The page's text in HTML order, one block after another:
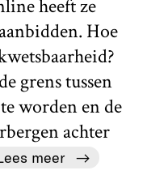
heeft ze
Hoe
grens tussen
worden en de
achter
meer